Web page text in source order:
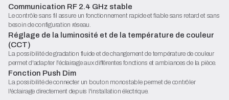
Communication RF 2.4 GHz stable
Le contrôle sans fil assure un fonctionnement rapide et fiable sans retard et sans
besoin de configuration réseau.
Réglage de la luminosité et de la température de couleur
(CCT)
La possibilité de gradation fluide et de changement de température de couleur
permet d'adapter l'éclairage aux différentes fonctions et ambiances de la pièce.
Fonction Push Dim
La possibilité de connecter un bouton monostable permet de contrôler
l'éclairage directement depuis l'installation électrique.